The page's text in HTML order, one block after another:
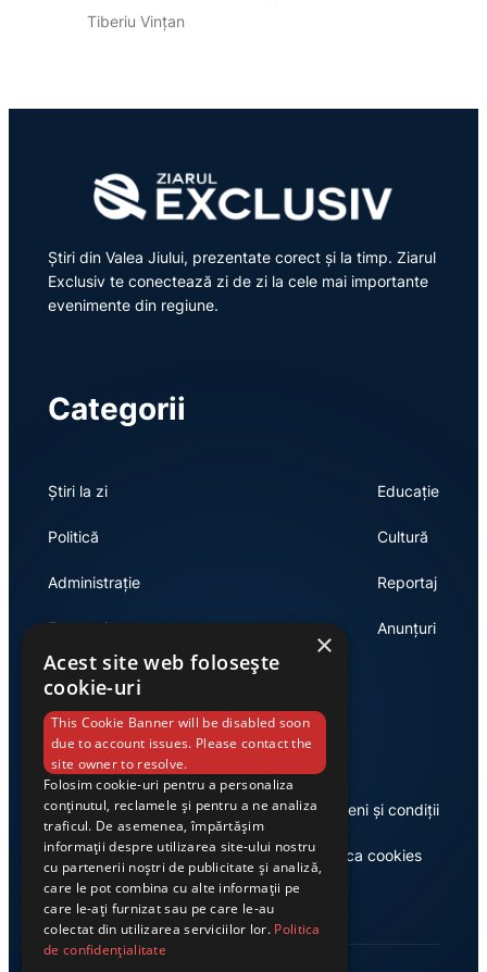
Tiberiu Vințan
Știri din Valea Jiului, prezentate corect și la timp. Ziarul
Exclusiv te conectează zi de zi la cele mai importante
evenimente din regiune.
Categorii
Știri la zi
Politică
Administrație
Economie
Educație
Cultură
Reportaj
Anunțuri
Link-uri utile
Despre noi
Casa de editură Exclusiv
Termeni și condiții
Politica cookies
×
Acest site web folosește
cookie-uri
This Cookie Banner will be disabled soon
due to account issues. Please contact the
site owner to resolve.
Folosim cookie-uri pentru a personaliza
conținutul, reclamele și pentru a ne analiza
traficul. De asemenea, împărtășim
informații despre utilizarea site-ului nostru
cu partenerii noștri de publicitate și analiză,
care le pot combina cu alte informații pe
care le-ați furnizat sau pe care le-au
colectat din utilizarea serviciilor lor. Politica
de confidențialitate